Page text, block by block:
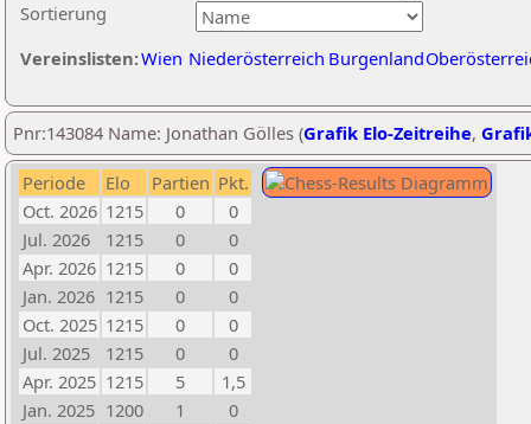
Sortierung
Vereinslisten:Wien Niederösterreich Burgenland
Pnr:143084 Name: Jonathan Gölles (Grafik Elo-Zeitreihe,
Periode Elo Partien Pkt.
Oct. 2026 1215 0
0
Jul. 2026
1215 0
0
Apr. 2026 1215 0
0
Jan. 2026 1215 0
0
Oct. 2025 1215 0
0
Jul. 2025
1215 0
0
Apr. 2025 1215 5
1,5
Jan. 2025 1200 1
0